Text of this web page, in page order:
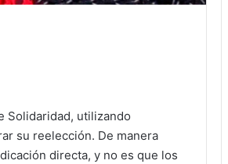
Solidaridad, utilizando
su reelección. De manera
directa, y no es que los